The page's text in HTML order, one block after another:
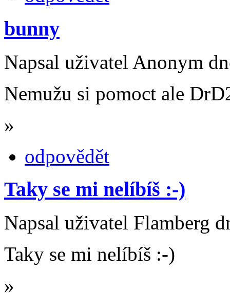
bunny
Napsal uživatel Anonym
Nemužu si pomoct ale
»
odpovědět
Taky se mi nelíbíš :-)
Napsal uživatel Flamberg
Taky se mi nelíbíš :-)
»